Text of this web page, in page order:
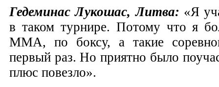
Гедеминас Лукошас, Литва: «Я
в таком турнире. Потому что я
MMA, по боксу, а такие
первый раз. Но приятно было
плюс повезло».